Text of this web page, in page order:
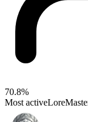
70.8%
Most active